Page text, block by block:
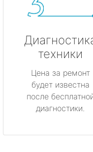
техники
Цена за ремонт
будет известна
после
диагностики.